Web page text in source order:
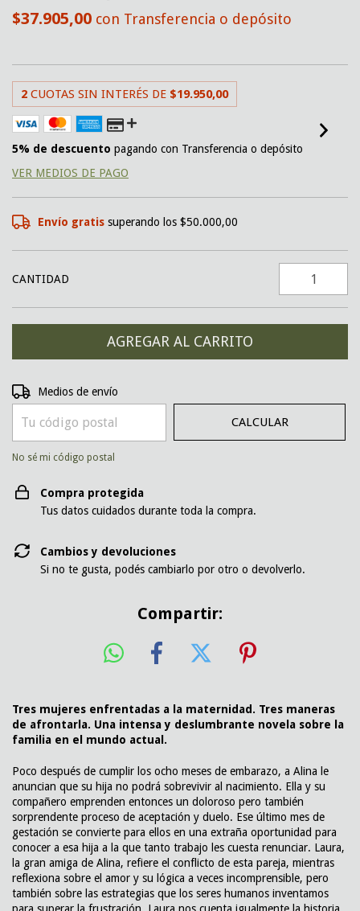
$37.905,00 con Transferencia o depósito
2 CUOTAS SIN INTERÉS DE $19.950,00
5% de descuento pagando con Transferencia o depósito
VER MEDIOS DE PAGO
Envío gratis superando los$50.000,00
CANTIDAD
Entregas para el CP:
Medios de envío
CALCULAR
No sé mi código postal
Compra protegida
Tus datos cuidados durante toda la compra.
Cambios y devoluciones
Si no te gusta, podés cambiarlo por otro o devolverlo.
Compartir:
Tres mujeres enfrentadas a la maternidad. Tres maneras
de afrontarla. Una intensa y deslumbrante novela sobre la
familia en el mundo actual.
Poco después de cumplir los ocho meses de embarazo, a Alina le
anuncian que su hija no podrá sobrevivir al nacimiento. Ella y su
compañero emprenden entonces un doloroso pero también
sorprendente proceso de aceptación y duelo. Ese último mes de
gestación se convierte para ellos en una extraña oportunidad para
conocer a esa hija a la que tanto trabajo les cuesta renunciar. Laura,
la gran amiga de Alina, refiere el conflicto de esta pareja, mientras
reflexiona sobre el amor y su lógica a veces incomprensible, pero
también sobre las estrategias que los seres humanos inventamos
para superar la frustración. Laura nos cuenta igualmente la historia